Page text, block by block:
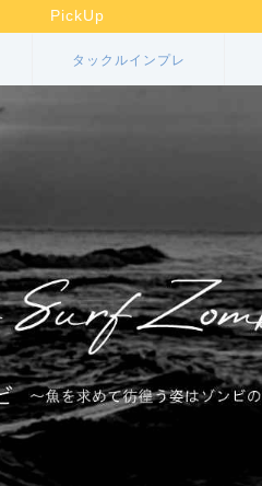
PickUp
タックルインプレ